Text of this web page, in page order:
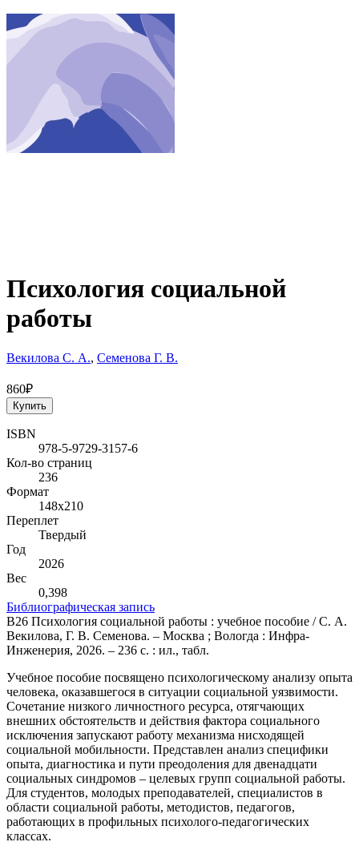
Психология социальной
работы
Векилова С. А., Семенова Г. В.
860₽
Купить
ISBN
978-5-9729-3157-6
Кол-во страниц
236
Формат
148х210
Переплет
Твердый
Год
2026
Вес
0,398
Библиографическая запись
В26 Психология социальной работы : учебное пособие / С. А.
Векилова, Г. В. Семенова. – Москва ; Вологда : Инфра-
Инженерия, 2026. – 236 с. : ил., табл.
Учебное пособие посвящено психологическому анализу опыта
человека, оказавшегося в ситуации социальной уязвимости.
Сочетание низкого личностного ресурса, отягчающих
внешних обстоятельств и действия фактора социального
исключения запускают работу механизма нисходящей
социальной мобильности. Представлен анализ специфики
опыта, диагностика и пути преодоления для двенадцати
социальных синдромов – целевых групп социальной работы.
Для студентов, молодых преподавателей, специалистов в
области социальной работы, методистов, педагогов,
работающих в профильных психолого-педагогических
классах.